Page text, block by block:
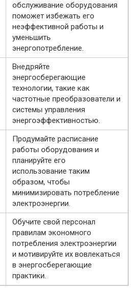
обслуживание оборудования
поможет избежать его
неэффективной работы и
уменьшить
энергопотребление.
Внедряйте
энергосберегающие
технологии, такие как
частотные преобразователи и
системы управления
энергоэффективностью.
Продумайте расписание
работы оборудования и
планируйте его
использование таким
образом, чтобы
минимизировать потребление
электроэнергии.
Обучите свой персонал
правилам экономного
потребления электроэнергии
и мотивируйте их вовлекаться
в энергосберегающие
практики.